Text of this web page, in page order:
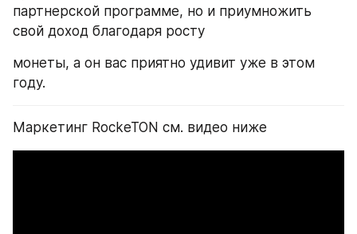
партнерской программе, но и приумножить
свой доход благодаря росту
монеты, а он вас приятно удивит уже в этом
году.
Маркетинг RockeTON см. видео ниже